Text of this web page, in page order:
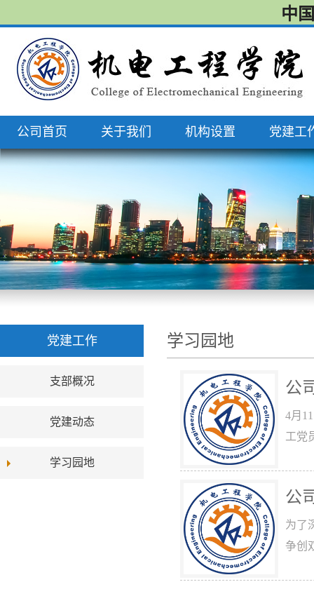
中
公司首页 关于我们 机构设置 党建工
党建工作
支部概况
党建动态
学习园地
学习园地
公
4月
工党
公
为了
争创